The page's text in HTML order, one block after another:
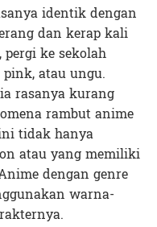
identik dengan
dan kerap kali
ke sekolah
atau ungu.
rasanya kurang
rambut anime
tidak hanya
atau yang memiliki
dengan genre
warna-